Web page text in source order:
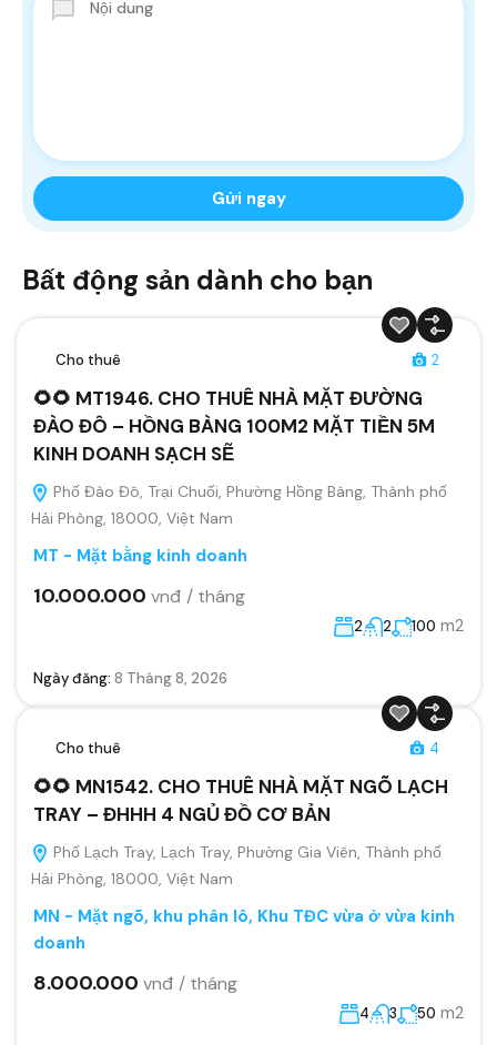
Bất động sản dành cho bạn
Cho thuê 2
🌻🌻 MT1946. CHO THUÊ NHÀ MẶT ĐƯỜNG
ĐÀO ĐÔ – HỒNG BÀNG 100M2 MẶT TIỀN 5M
KINH DOANH SẠCH SẼ
Phố Đào Đô, Trại Chuối, Phường Hồng Bàng, Thành phố
Hải Phòng, 18000, Việt Nam
MT - Mặt bằng kinh doanh
10.000.000 vnđ / tháng
2 2 100 m2
Ngày đăng: 8 Tháng 8, 2026
Cho thuê 4
🌻🌻 MN1542. CHO THUÊ NHÀ MẶT NGÕ LẠCH
TRAY – ĐHHH 4 NGỦ ĐỒ CƠ BẢN
Phố Lạch Tray, Lạch Tray, Phường Gia Viên, Thành phố
Hải Phòng, 18000, Việt Nam
MN - Mặt ngõ, khu phân lô, Khu TĐC vừa ở vừa kinh
doanh
8.000.000 vnđ / tháng
4 3 50 m2